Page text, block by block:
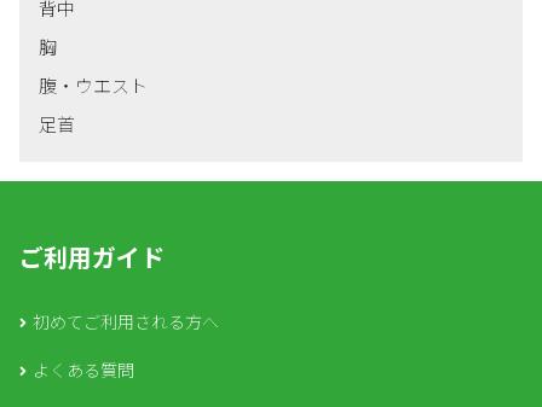
背中
胸
腹・ウエスト
足首
ご利用ガイド
初めてご利用される方へ
よくある質問